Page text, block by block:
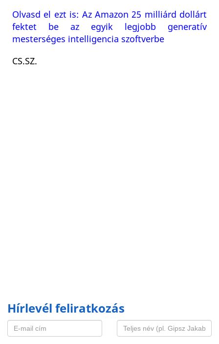
Olvasd el ezt is: Az Amazon 25 milliárd dollárt
fektet be az egyik legjobb generatív
mesterséges intelligencia szoftverbe
CS.SZ.
Hírlevél feliratkozás